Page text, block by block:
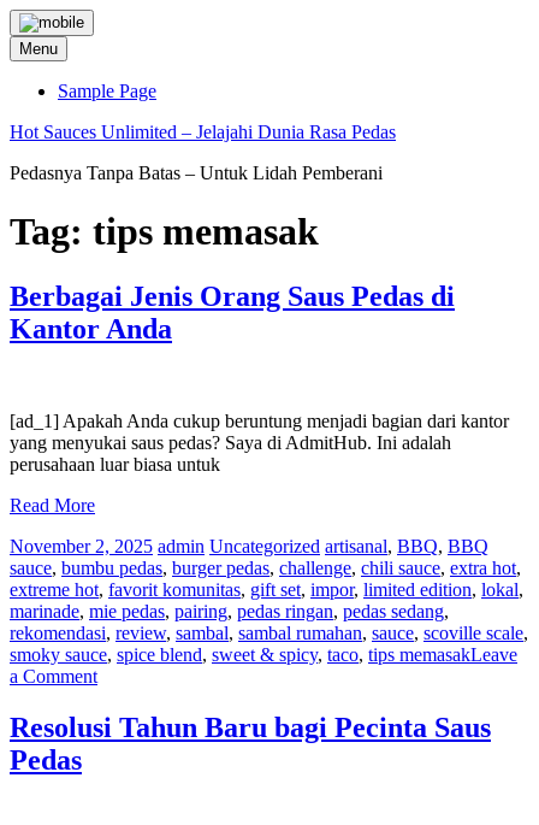
Skip
to
content
Menu
Sample Page
Hot Sauces Unlimited – Jelajahi Dunia Rasa Pedas
Pedasnya Tanpa Batas – Untuk Lidah Pemberani
Tag: tips memasak
Berbagai Jenis Orang Saus Pedas di
Kantor Anda
[ad_1] Apakah Anda cukup beruntung menjadi bagian dari kantor
yang menyukai saus pedas? Saya di AdmitHub. Ini adalah
perusahaan luar biasa untuk
Read More
November 2, 2025 admin Uncategorized artisanal, BBQ, BBQ
sauce, bumbu pedas, burger pedas, challenge, chili sauce, extra hot,
extreme hot, favorit komunitas, gift set, impor, limited edition, lokal,
marinade, mie pedas, pairing, pedas ringan, pedas sedang,
rekomendasi, review, sambal, sambal rumahan, sauce, scoville scale,
smoky sauce, spice blend, sweet & spicy, taco, tips memasakLeave
a Commenton
Jenis
Orang
Resolusi Tahun Baru bagi Pecinta Saus
Pedas